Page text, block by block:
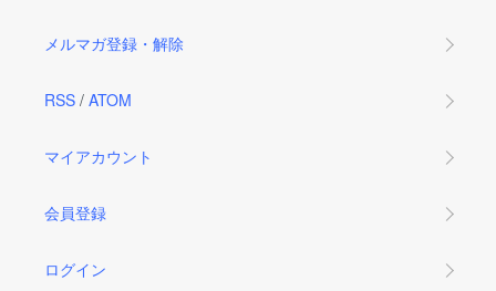
メルマガ登録・解除
RSS / ATOM
マイアカウント
会員登録
ログイン